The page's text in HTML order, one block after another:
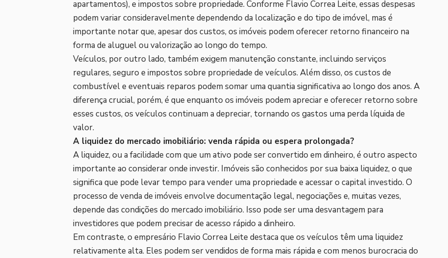
apartamentos), e impostos sobre propriedade. Conforme Flavio Correa Leite, essas despesas
podem variar consideravelmente dependendo da localização e do tipo de imóvel, mas é
importante notar que, apesar dos custos, os imóveis podem oferecer retorno financeiro na
forma de aluguel ou valorização ao longo do tempo.
Veículos, por outro lado, também exigem manutenção constante, incluindo serviços
regulares, seguro e impostos sobre propriedade de veículos. Além disso, os custos de
combustível e eventuais reparos podem somar uma quantia significativa ao longo dos anos. A
diferença crucial, porém, é que enquanto os imóveis podem apreciar e oferecer retorno sobre
esses custos, os veículos continuam a depreciar, tornando os gastos uma perda líquida de
valor.
A liquidez do mercado imobiliário: venda rápida ou espera prolongada?
A liquidez, ou a facilidade com que um ativo pode ser convertido em dinheiro, é outro aspecto
importante ao considerar onde investir. Imóveis são conhecidos por sua baixa liquidez, o que
significa que pode levar tempo para vender uma propriedade e acessar o capital investido. O
processo de venda de imóveis envolve documentação legal, negociações e, muitas vezes,
depende das condições do mercado imobiliário. Isso pode ser uma desvantagem para
investidores que podem precisar de acesso rápido a dinheiro.
Em contraste, o empresário Flavio Correa Leite destaca que os veículos têm uma liquidez
relativamente alta. Eles podem ser vendidos de forma mais rápida e com menos burocracia do